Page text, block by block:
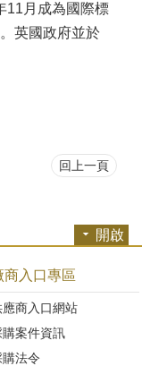
11月成為國際標
英國政府並於
回上一頁
開啟
商入口專區
應商入口網站
購案件資訊
購法令